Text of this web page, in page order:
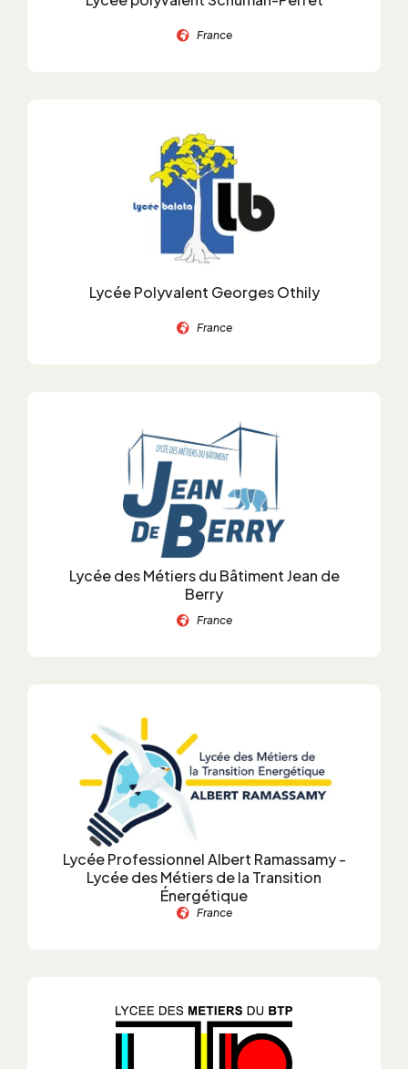
France
Lycée Polyvalent Georges Othily
France
Lycée des Métiers du Bâtiment Jean de
Berry
France
Lycée Professionnel Albert Ramassamy -
Lycée des Métiers de la Transition
Énergétique
France